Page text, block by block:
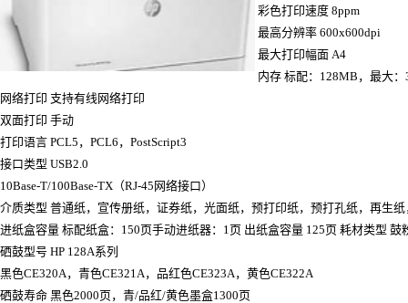
彩色打印速度 8ppm
最高分辨率 600x600dpi
最大打印幅面 A4
内存 标配：128MB，最大
网络打印 支持有线网络打印
双面打印 手动
打印语言 PCL5，PCL6，PostScript3
接口类型 USB2.0
10Base-T/100Base-TX（RJ-45网络接口）
介质类型 普通纸，宣传册纸，证券纸，光面纸，预打印纸，预打孔纸，再生
进纸盒容量 标配纸盒：150页手动进纸器：1页 出纸盒容量 125页 耗材类型 鼓
硒鼓型号 HP 128A系列
黑色CE320A，青色CE321A，品红色CE323A，黄色CE322A
硒鼓寿命 黑色2000页，青/品红/黄色墨盒1300页